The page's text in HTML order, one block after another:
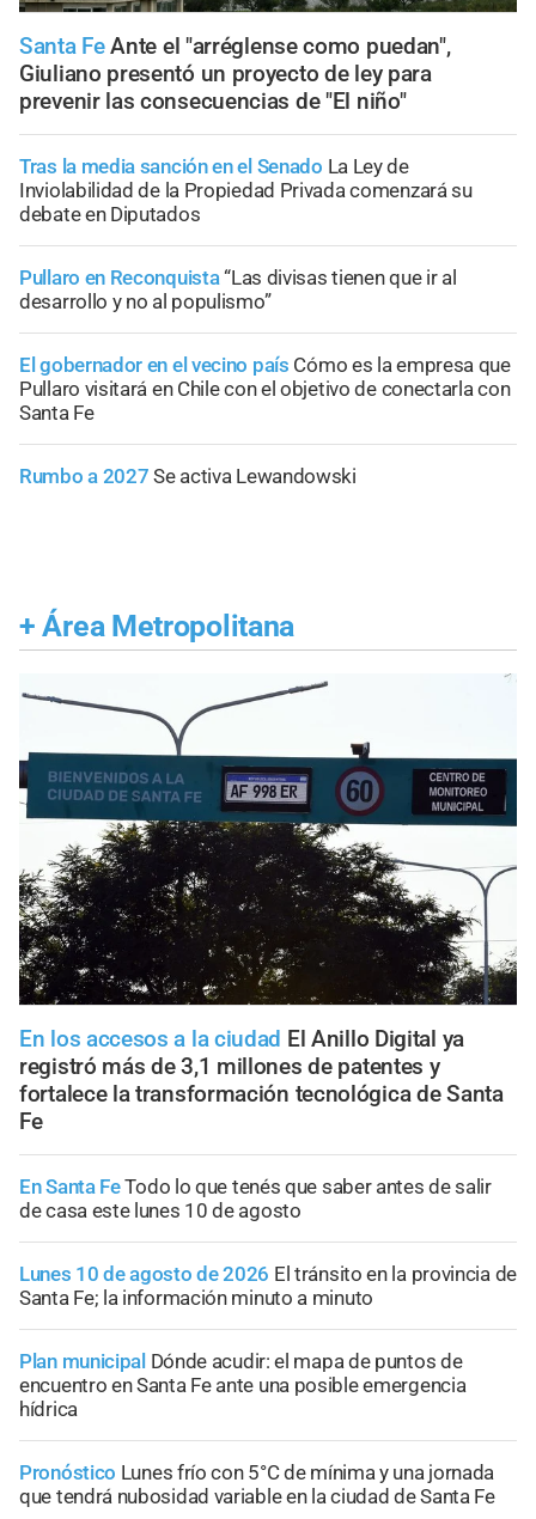
Santa Fe Ante el "arréglense como puedan",
Giuliano presentó un proyecto de ley para
prevenir las consecuencias de "El niño"
Tras la media sanción en el Senado La Ley de
Inviolabilidad de la Propiedad Privada comenzará su
debate en Diputados
Pullaro en Reconquista“Las divisas tienen que ir al
desarrollo y no al populismo”
El gobernador en el vecino país Cómo es la empresa que
Pullaro visitará en Chile con el objetivo de conectarla con
Santa Fe
Rumbo a 2027 Se activa Lewandowski
+ Área Metropolitana
En los accesos a la ciudad El Anillo Digital ya
registró más de 3,1 millones de patentes y
fortalece la transformación tecnológica de Santa
Fe
En Santa FeTodo lo que tenés que saber antes de salir
de casa este lunes 10 de agosto
Lunes 10 de agosto de 2026 El tránsito en la provincia de
Santa Fe; la información minuto a minuto
Plan municipal Dónde acudir: el mapa de puntos de
encuentro en Santa Fe ante una posible emergencia
hídrica
Pronóstico Lunes frío con 5°C de mínima y una jornada
que tendrá nubosidad variable en la ciudad de Santa Fe